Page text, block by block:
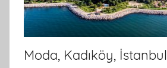
Moda, Kadıköy, İstanbul